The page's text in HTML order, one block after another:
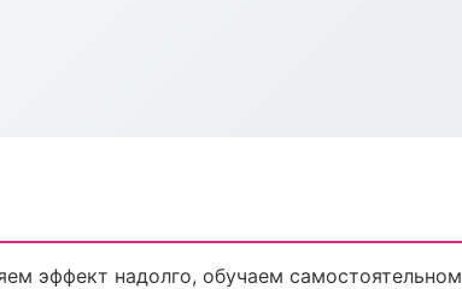
эффект надолго, обучаем